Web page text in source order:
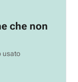
che non
usato